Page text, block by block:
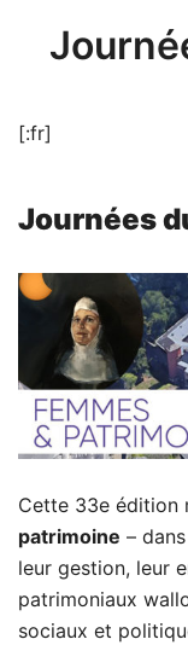
[:fr]
Journées
Cette 33e édition
patrimoine –
leur gestion, leur
patrimoniaux
sociaux et